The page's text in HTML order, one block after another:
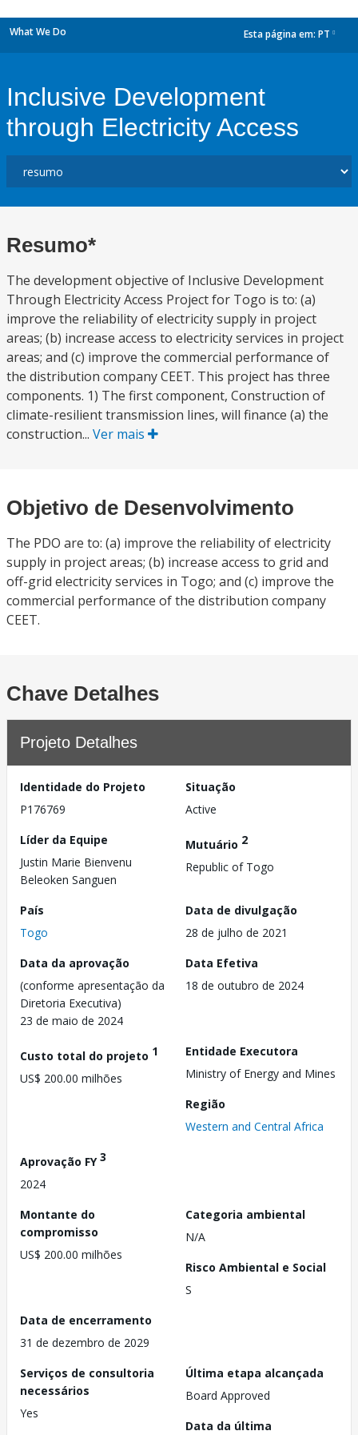
What We Do Esta página em: PT
Inclusive Development
through Electricity Access
Resumo*
The development objective of Inclusive Development
Through Electricity Access Project for Togo is to: (a)
improve the reliability of electricity supply in project
areas; (b) increase access to electricity services in project
areas; and (c) improve the commercial performance of
the distribution company CEET. This project has three
components. 1) The first component, Construction of
climate-resilient transmission lines, will finance (a) the
construction... Ver mais
Objetivo de Desenvolvimento
The PDO are to: (a) improve the reliability of electricity
supply in project areas; (b) increase access to grid and
off-grid electricity services in Togo; and (c) improve the
commercial performance of the distribution company
CEET.
Chave Detalhes
Projeto Detalhes
Identidade do Projeto
P176769
Situação
Active
Líder da Equipe
Justin Marie Bienvenu
Beleoken Sanguen
Mutuário 2
Republic of Togo
País
Togo
Data de divulgação
28 de julho de 2021
Data da aprovação
(conforme apresentação da
Diretoria Executiva)
23 de maio de 2024
Data Efetiva
18 de outubro de 2024
Custo total do projeto 1
US$ 200.00 milhões
Entidade Executora
Ministry of Energy and Mines
Região
Western and Central Africa
Aprovação FY3
2024
Montante do
compromisso
US$ 200.00 milhões
Categoria ambiental
N/A
Risco Ambiental e Social
S
Data de encerramento
31 de dezembro de 2029
Serviços de consultoria
necessários
Yes
Última etapa alcançada
Board Approved
Data da última